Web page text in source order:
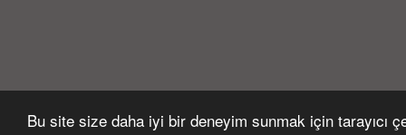
Bu site size daha iyi bir deneyim sunmak için tarayıcı